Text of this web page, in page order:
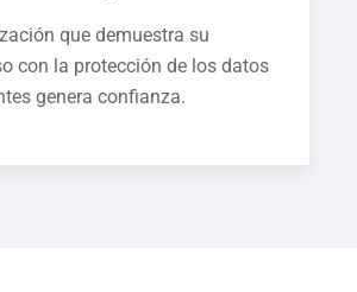
que demuestra su
con la protección de los datos
genera confianza.